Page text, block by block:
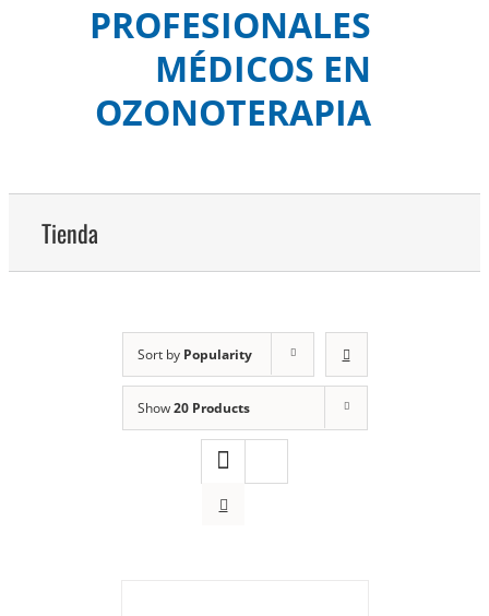
PROFESIONALES
MÉDICOS EN
OZONOTERAPIA
Tienda
Sort by Popularity
Show20 Products